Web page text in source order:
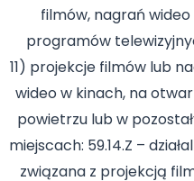
filmów, nagrań wideo
programów
11) projekcje filmów lub
wideo w kinach, na
powietrzu lub w
miejscach: 59.14.Z –
związana z projekcją